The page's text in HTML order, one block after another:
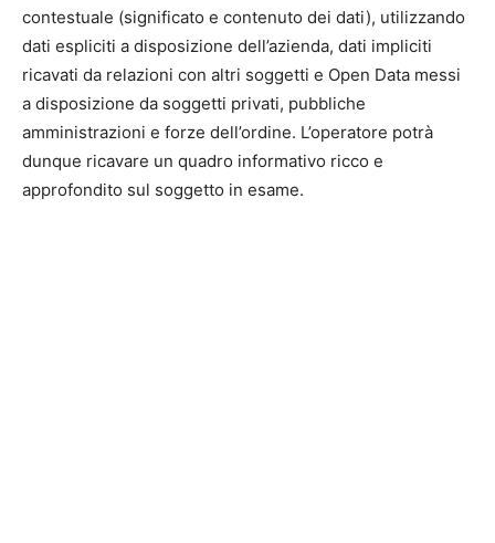
contestuale (significato e contenuto dei dati), utilizzando
dati espliciti a disposizione dell’azienda, dati impliciti
ricavati da relazioni con altri soggetti e Open Data messi
a disposizione da soggetti privati, pubbliche
amministrazioni e forze dell’ordine. L’operatore potrà
dunque ricavare un quadro informativo ricco e
approfondito sul soggetto in esame.